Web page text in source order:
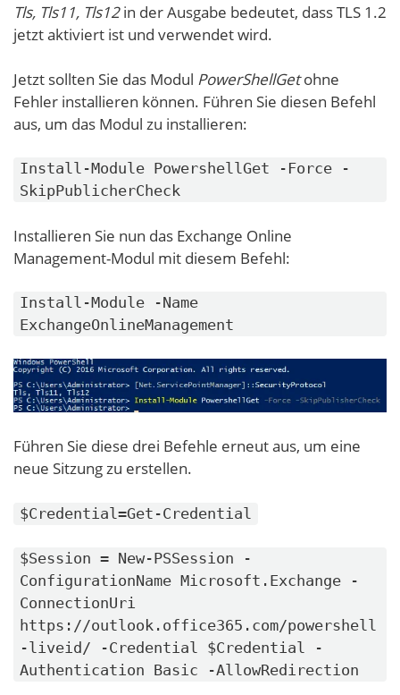
Tls, Tls11, Tls12in der Ausgabe bedeutet, dass TLS 1.2
jetzt aktiviert ist und verwendet wird.
Jetzt sollten Sie das Modul PowerShellGetohne
Fehler installieren können. Führen Sie diesen Befehl
aus, um das Modul zu installieren:
Install-Module PowershellGet -Force -
SkipPublicherCheck
Installieren Sie nun das Exchange Online
Management-Modul mit diesem Befehl:
Install-Module -Name
ExchangeOnlineManagement
Führen Sie diese drei Befehle erneut aus, um eine
neue Sitzung zu erstellen.
$Credential=Get-Credential
$Session = New-PSSession -
ConfigurationName Microsoft.Exchange -
ConnectionUri
https://outlook.office365.com/powershell
-liveid/ -Credential $Credential -
Authentication Basic -AllowRedirection